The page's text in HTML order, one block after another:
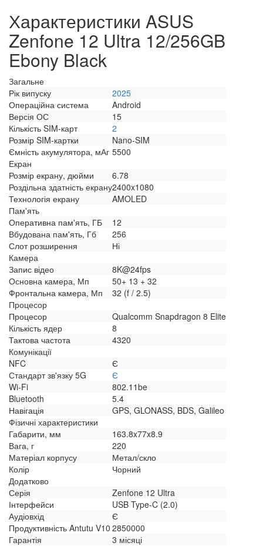
Характеристики ASUS
Zenfone 12 Ultra 12/256GB
Ebony Black
Загальне
Рік випуску
2025
Операційна система
Android
Версія ОС
15
Кількість SIM-карт
2
Розмір SIM-картки
Nano-SIM
Ємність акумулятора, мАг 5500
Екран
Розмір екрану, дюйми
6.78
Роздільна здатність екрану2400x1080
Технологія екрану
AMOLED
Пам'ять
Оперативна пам'ять, ГБ
12
Вбудована пам'ять, Гб
256
Слот розширення
Ні
Камера
Запис відео
8K@24fps
Основна камера, Мп
50+ 13 + 32
Фронтальна камера, Мп
32 (f / 2.5)
Процесор
Процесор
Qualcomm Snapdragon 8 Elite
Кількість ядер
8
Тактова частота
4320
Комунікації
NFC
Є
Стандарт зв'язку 5G
Є
Wi-Fi
802.11be
Bluetooth
5.4
Навігація
GPS, GLONASS, BDS, Galileo
Фізичні характеристики
Габарити, мм
163.8x77x8.9
Вага, г
220
Матеріал корпусу
Метал/скло
Колір
Чорний
Додатково
Серія
Zenfone 12 Ultra
Інтерфейси
USB Type-C (2.0)
Аудіовхід
Є
Продуктивність Antutu V10 2850000
Гарантія
3 місяці